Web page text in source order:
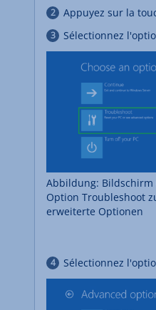
Appuyez sur la
Sélectionnez
Abbildung:
Option Troubleshoot
erweiterte Optionen
Sélectionnez